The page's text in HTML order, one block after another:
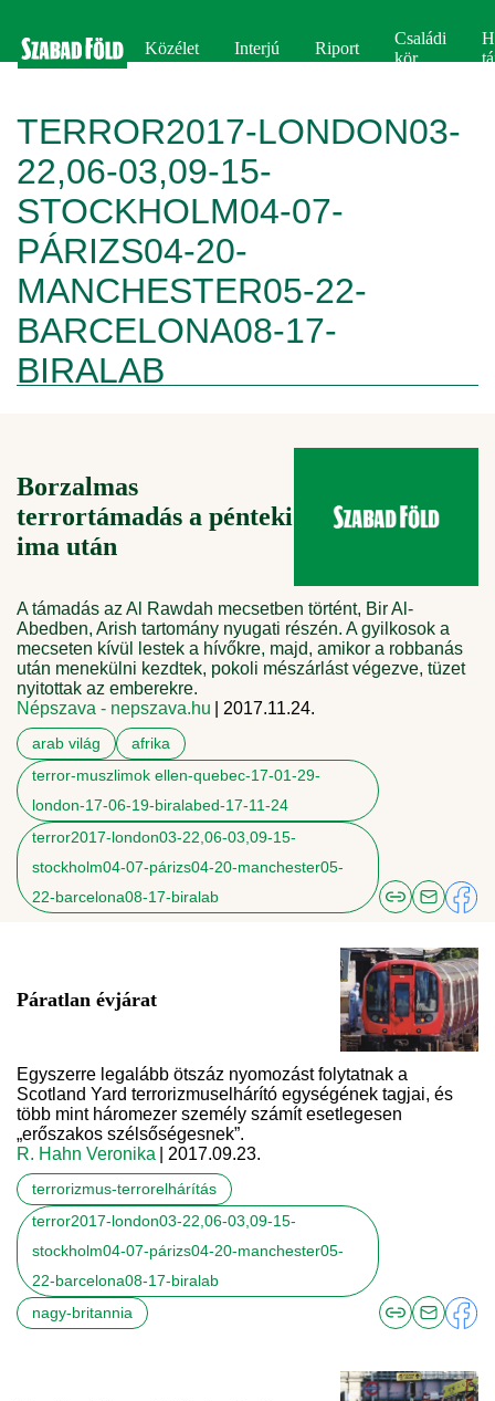
Közélet Interjú Riport
Családi
kör
TERROR2017-LONDON03-
22,06-03,09-15-
STOCKHOLM04-07-
PÁRIZS04-20-
MANCHESTER05-22-
BARCELONA08-17-
BIRALAB
Borzalmas
terrortámadás a pénteki
ima után
A támadás az Al Rawdah mecsetben történt, Bir Al-
Abedben, Arish tartomány nyugati részén. A gyilkosok a
mecseten kívül lestek a hívőkre, majd, amikor a robbanás
után menekülni kezdtek, pokoli mészárlást végezve, tüzet
nyitottak az emberekre.
Népszava - nepszava.hu
| 2017.11.24.
arab világ
afrika
terror-muszlimok ellen-quebec-17-01-29-
london-17-06-19-biralabed-17-11-24
terror2017-london03-22,06-03,09-15-
stockholm04-07-párizs04-20-manchester05-
22-barcelona08-17-biralab
Páratlan évjárat
Egyszerre legalább ötszáz nyomozást folytatnak a
Scotland Yard terrorizmuselhárító egységének tagjai, és
több mint háromezer személy számít esetlegesen
„erőszakos szélsőségesnek”.
R. Hahn Veronika
| 2017.09.23.
terrorizmus-terrorelhárítás
terror2017-london03-22,06-03,09-15-
stockholm04-07-párizs04-20-manchester05-
22-barcelona08-17-biralab
nagy-britannia